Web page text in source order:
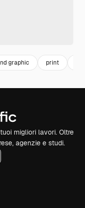
graphic print
migliori lavori. Oltre
agenzie e studi.